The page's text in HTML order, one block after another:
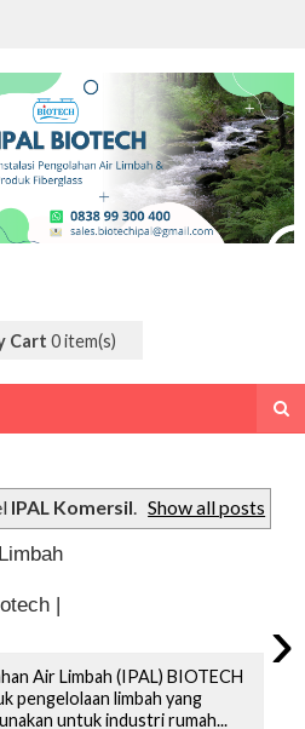
Cart 0item(s)
IPAL Komersil. Show all posts
|
›
Air Limbah (IPAL) BIOTECH
pengelolaan limbah yang
untuk industri rumah...